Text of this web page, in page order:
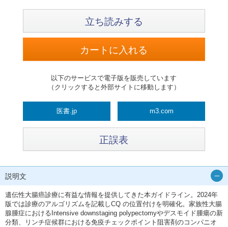
立ち読みする
以下のサービスで電子版を販売しています
（クリックすると外部サイトに移動します）
医書.jp m3.com
正誤表
説明文
遺伝性大腸癌診療に有益な情報を提供してきた本ガイドライン。2024年
版では診療のアルゴリズムを記載しCQ の位置付けを明確化。家族性大腸
腺腫症におけるIntensive downstaging polypectomyやデスモイド腫瘍の新
分類、リンチ症候群における免疫チェックポイント阻害剤のコンパニオ